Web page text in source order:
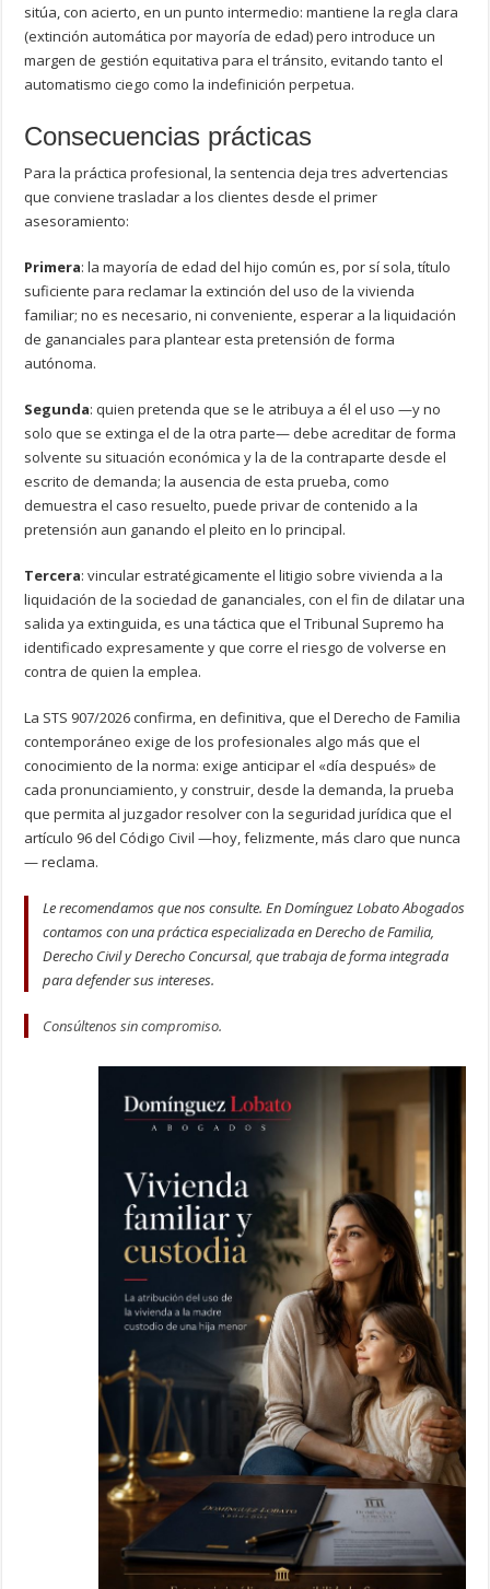
sitúa, con acierto, en un punto intermedio: mantiene la regla clara
(extinción automática por mayoría de edad) pero introduce un
margen de gestión equitativa para el tránsito, evitando tanto el
automatismo ciego como la indefinición perpetua.
Consecuencias prácticas
Para la práctica profesional, la sentencia deja tres advertencias
que conviene trasladar a los clientes desde el primer
asesoramiento:
Primera: la mayoría de edad del hijo común es, por sí sola, título
suficiente para reclamar la extinción del uso de la vivienda
familiar; no es necesario, ni conveniente, esperar a la liquidación
de gananciales para plantear esta pretensión de forma
autónoma.
Segunda: quien pretenda que se le atribuya a él el uso —y no
solo que se extinga el de la otra parte— debe acreditar de forma
solvente su situación económica y la de la contraparte desde el
escrito de demanda; la ausencia de esta prueba, como
demuestra el caso resuelto, puede privar de contenido a la
pretensión aun ganando el pleito en lo principal.
Tercera: vincular estratégicamente el litigio sobre vivienda a la
liquidación de la sociedad de gananciales, con el fin de dilatar una
salida ya extinguida, es una táctica que el Tribunal Supremo ha
identificado expresamente y que corre el riesgo de volverse en
contra de quien la emplea.
La STS 907/2026 confirma, en definitiva, que el Derecho de Familia
contemporáneo exige de los profesionales algo más que el
conocimiento de la norma: exige anticipar el «día después» de
cada pronunciamiento, y construir, desde la demanda, la prueba
que permita al juzgador resolver con la seguridad jurídica que el
artículo 96 del Código Civil —hoy, felizmente, más claro que nunca
— reclama.
Le recomendamos que nos consulte. En Domínguez Lobato Abogados
contamos con una práctica especializada en Derecho de Familia,
Derecho Civil y Derecho Concursal, que trabaja de forma integrada
para defender sus intereses.
Consúltenos sin compromiso.